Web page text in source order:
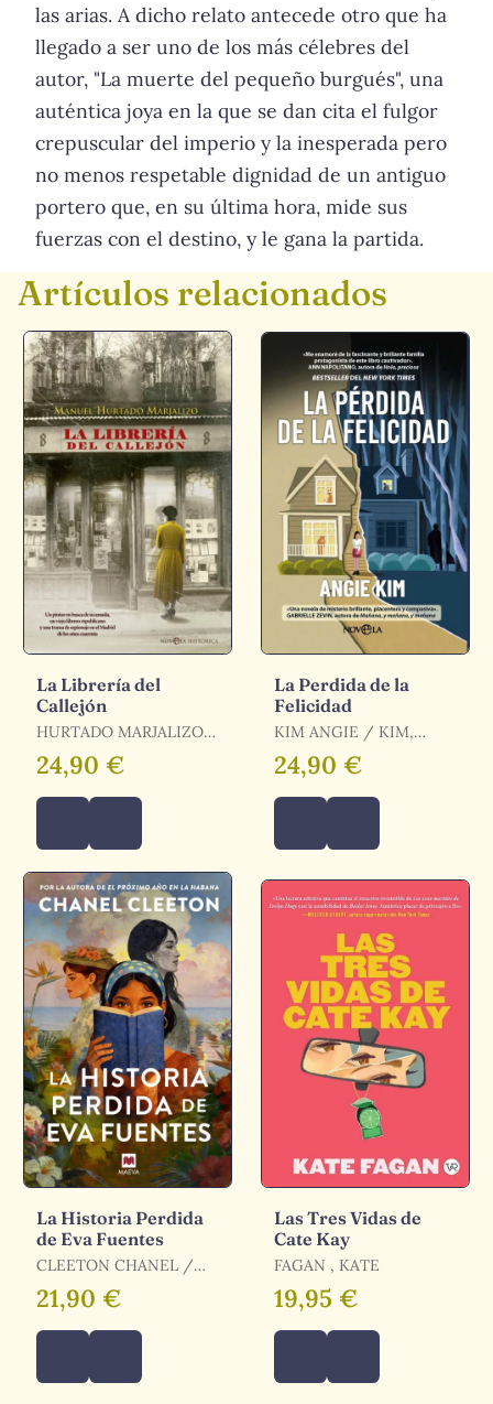
las arias. A dicho relato antecede otro que ha
llegado a ser uno de los más célebres del
autor, "La muerte del pequeño burgués", una
auténtica joya en la que se dan cita el fulgor
crepuscular del imperio y la inesperada pero
no menos respetable dignidad de un antiguo
portero que, en su última hora, mide sus
fuerzas con el destino, y le gana la partida.
Artículos relacionados
La Librería del
Callejón
HURTADO MARJALIZO
MANUEL / HURTADO
MARJALIZO, MANUEL
24,90 €
La Perdida de la
Felicidad
KIM ANGIE / KIM,
ANGIE
24,90 €
La Historia Perdida
de Eva Fuentes
CLEETON CHANEL /
CHANEL CLEETON
21,90 €
Las Tres Vidas de
Cate Kay
FAGAN , KATE
19,95 €